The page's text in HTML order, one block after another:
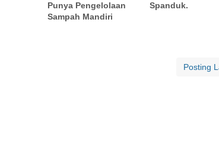
Punya Pengelolaan
Sampah Mandiri
Spanduk.
Posting